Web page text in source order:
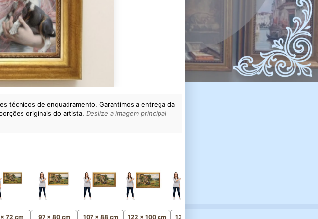
técnicos de enquadramento. Garantimos a entrega da
originais do artista. Deslize a imagem principal
72 cm 97 x 80 cm 107 x 88 cm 122 x 100 cm 137 x 112 cm